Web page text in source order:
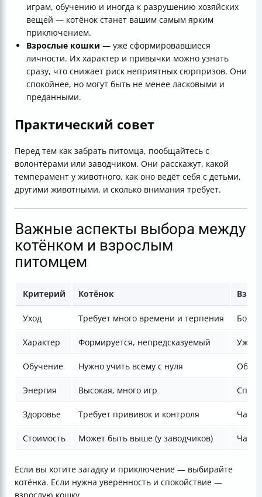
играм, обучению и иногда к разрушению хозяйских
вещей — котёнок станет вашим самым ярким
приключением.
Взрослые кошки — уже сформировавшиеся
личности. Их характер и привычки можно узнать
сразу, что снижает риск неприятных сюрпризов. Они
спокойнее, но могут быть не менее ласковыми и
преданными.
Практический совет
Перед тем как забрать питомца, пообщайтесь с
волонтёрами или заводчиком. Они расскажут, какой
темперамент у животного, как оно ведёт себя с детьми,
другими животными, и сколько внимания требует.
Важные аспекты выбора между
котёнком и взрослым
питомцем
Критерий Котёнок
Уход Требует много времени и терпения
Характер Формируется, непредсказуемый Уже
Обучение Нужно учить всему с нуля
Энергия Высокая, много игр
Здоровье Требует прививок и контроля
Стоимость Может быть выше (у заводчиков)
Если вы хотите загадку и приключение — выбирайте
котёнка. Если нужна уверенность и спокойствие —